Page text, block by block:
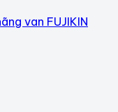
van FUJIKIN